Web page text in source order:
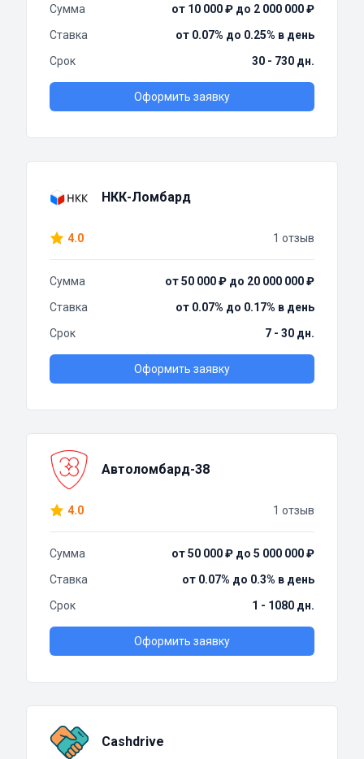
Сумма
от 10 000 ₽ до 2 000 000 ₽
Ставка
от 0.07% до 0.25% в день
Срок
30 - 730 дн.
Оформить заявку
НКК-Ломбард
4.0 1 отзыв
Сумма
от 50 000 ₽ до 20 000 000 ₽
Ставка
от 0.07% до 0.17% в день
Срок
7 - 30 дн.
Оформить заявку
Автоломбард-38
4.0 1 отзыв
Сумма
от 50 000 ₽ до 5 000 000 ₽
Ставка
от 0.07% до 0.3% в день
Срок
1 - 1080 дн.
Оформить заявку
Cashdrive